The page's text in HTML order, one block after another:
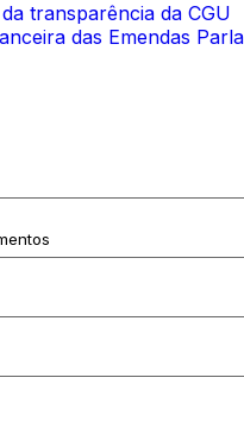
transparência da CGU
das Emendas